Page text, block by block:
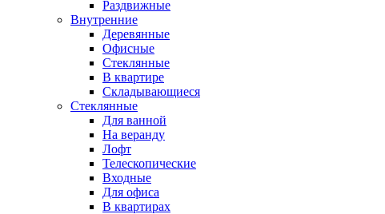
Раздвижные
Внутренние
Деревянные
Офисные
Стеклянные
В квартире
Складывающиеся
Стеклянные
Для ванной
На веранду
Лофт
Телескопические
Входные
Для офиса
В квартирах